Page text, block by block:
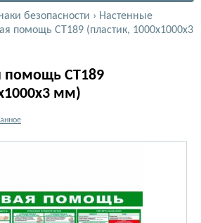
безопасности › Настенные
помощь СТ189 (пластик, 1000х1000х3
помощь СТ189
мм)